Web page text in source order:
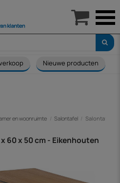
Nieuwe producten
en woonruimte Salontafel Salontafel
60 x 50 cm - Eikenhouten
